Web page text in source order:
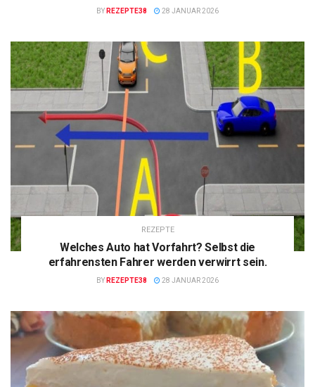
BY REZEPTE38 28 JANUAR 2026
REZEPTE
Welches Auto hat Vorfahrt? Selbst die
erfahrensten Fahrer werden verwirrt sein.
BY REZEPTE38 28 JANUAR 2026